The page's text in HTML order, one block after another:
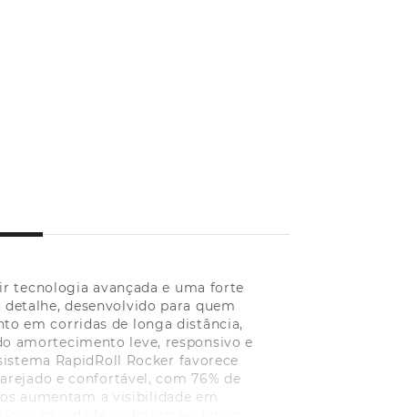
tecnologia avançada e uma forte
desenvolvido para quem
em corridas de longa distância,
amortecimento leve, responsivo e
RapidRoll Rocker favorece
e confortável, com 76% de
aumentam a visibilidade em